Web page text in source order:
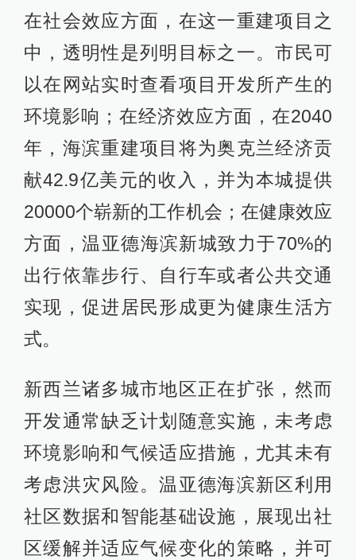
在社会效应方面，在这一重建项目之
中，透明性是列明目标之一。市民可
以在网站实时查看项目开发所产生的
环境影响；在经济效应方面，在2040
年，海滨重建项目将为奥克兰经济贡
献42.9亿美元的收入，并为本城提供
20000个崭新的工作机会；在健康效应
方面，温亚德海滨新城致力于70%的
出行依靠步行、自行车或者公共交通
实现，促进居民形成更为健康生活方
式。
新西兰诸多城市地区正在扩张，然而
开发通常缺乏计划随意实施，未考虑
环境影响和气候适应措施，尤其未有
考虑洪灾风险。温亚德海滨新区利用
社区数据和智能基础设施，展现出社
区缓解并适应气候变化的策略，并可